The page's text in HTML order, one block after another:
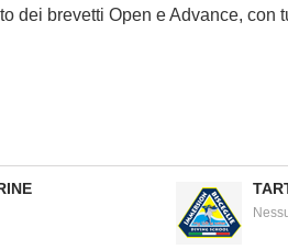
dei brevetti Open e Advance, con